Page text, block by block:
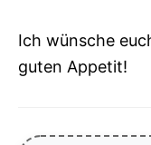
Ich wünsche
guten Appetit!